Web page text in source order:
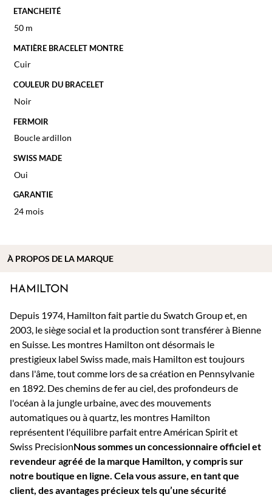
ETANCHEITÉ
50 m
MATIÈRE BRACELET MONTRE
Cuir
COULEUR DU BRACELET
Noir
FERMOIR
Boucle ardillon
SWISS MADE
Oui
GARANTIE
24 mois
HAMILTON
Depuis 1974, Hamilton fait partie du Swatch Group et, en
2003, le siège social et la production sont transférer à Bienne
en Suisse. Les montres Hamilton ont désormais le
prestigieux label Swiss made, mais Hamilton est toujours
dans l'âme, tout comme lors de sa création en Pennsylvanie
en 1892. Des chemins de fer au ciel, des profondeurs de
l'océan à la jungle urbaine, avec des mouvements
automatiques ou à quartz, les montres Hamilton
représentent l'équilibre parfait entre Américan Spirit et
Swiss PrecisionNous sommes un concessionnaire officiel et
revendeur agréé de la marque Hamilton, y compris sur
notre boutique en ligne. Cela vous assure, en tant que
client, des avantages précieux tels qu’une sécurité
À PROPOS DE LA MARQUE